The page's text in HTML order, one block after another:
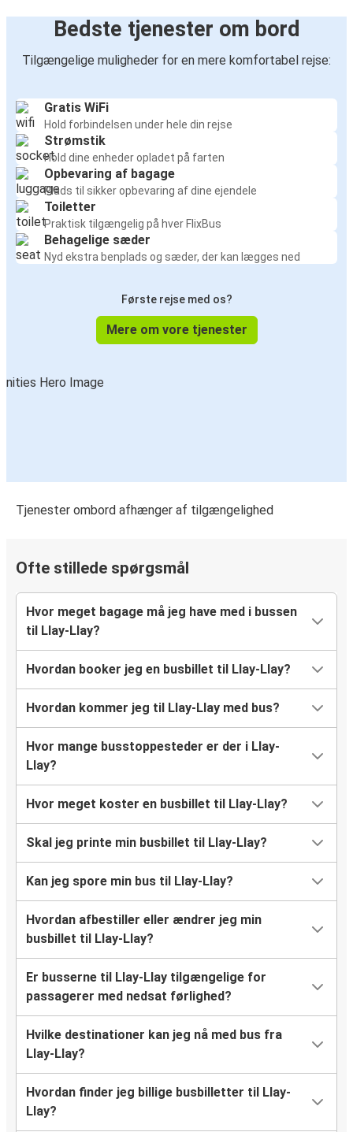
Bedste tjenester om bord
Tilgængelige muligheder for en mere komfortabel rejse:
Gratis WiFi
Hold forbindelsen under hele din rejse
Strømstik
Hold dine enheder opladet på farten
Opbevaring af bagage
Plads til sikker opbevaring af dine ejendele
Toiletter
Praktisk tilgængelig på hver FlixBus
Behagelige sæder
Nyd ekstra benplads og sæder, der kan lægges ned
Første rejse med os?
Mere om vore tjenester
Tjenester ombord afhænger af tilgængelighed
Ofte stillede spørgsmål
Hvor meget bagage må jeg have med i bussen
til Llay-Llay?
Hvordan booker jeg en busbillet til Llay-Llay?
Hvordan kommer jeg til Llay-Llay med bus?
Hvor mange busstoppesteder er der i Llay-
Llay?
Hvor meget koster en busbillet til Llay-Llay?
Skal jeg printe min busbillet til Llay-Llay?
Kan jeg spore min bus til Llay-Llay?
Hvordan afbestiller eller ændrer jeg min
busbillet til Llay-Llay?
Er busserne til Llay-Llay tilgængelige for
passagerer med nedsat førlighed?
Hvilke destinationer kan jeg nå med bus fra
Llay-Llay?
Hvordan finder jeg billige busbilletter til Llay-
Llay?